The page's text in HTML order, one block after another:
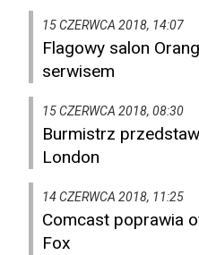
15 CZERWCA 2018, 14:07
Flagowy salon
serwisem
15 CZERWCA 2018, 08:30
Burmistrz
London
14 CZERWCA 2018, 11:25
Comcast poprawia
Fox